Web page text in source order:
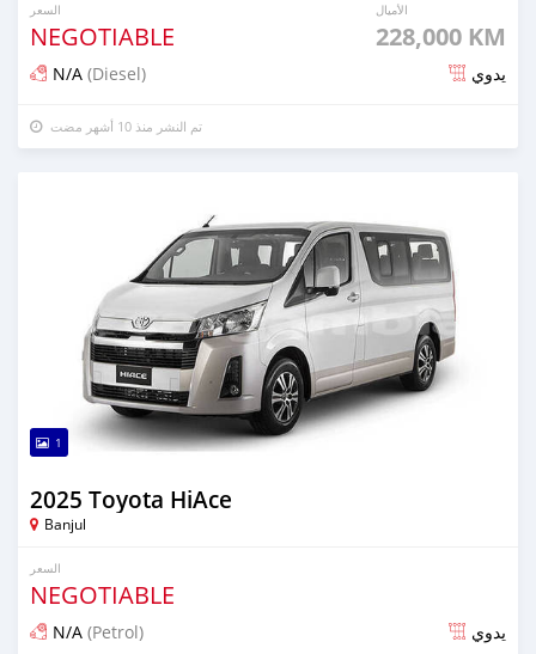
السعر
NEGOTIABLE
الأميال
228,000 KM
N/A (Diesel) يدوي
تم النشر منذ 10 أشهر مضت
1
2025 Toyota HiAce
Banjul
السعر
NEGOTIABLE
N/A (Petrol) يدوي